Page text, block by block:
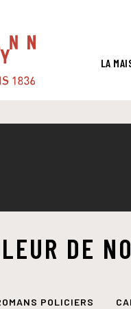
LA
DE
POLICIERS